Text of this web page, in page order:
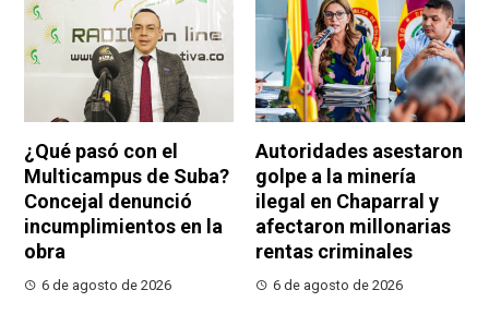
¿Qué pasó con el
Multicampus de Suba?
Concejal denunció
incumplimientos en la
obra
6 de agosto de 2026
Autoridades asestaron
golpe a la minería
ilegal en Chaparral y
afectaron millonarias
rentas criminales
6 de agosto de 2026